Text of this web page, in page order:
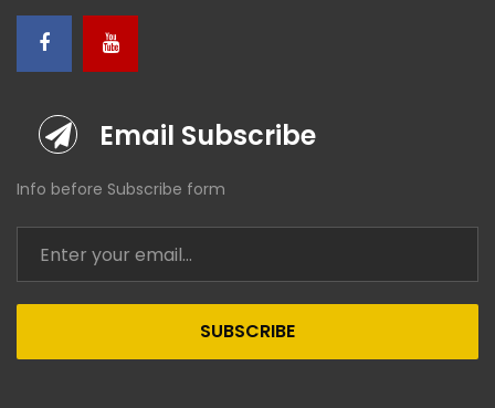
Email Subscribe
Info before Subscribe form
SUBSCRIBE